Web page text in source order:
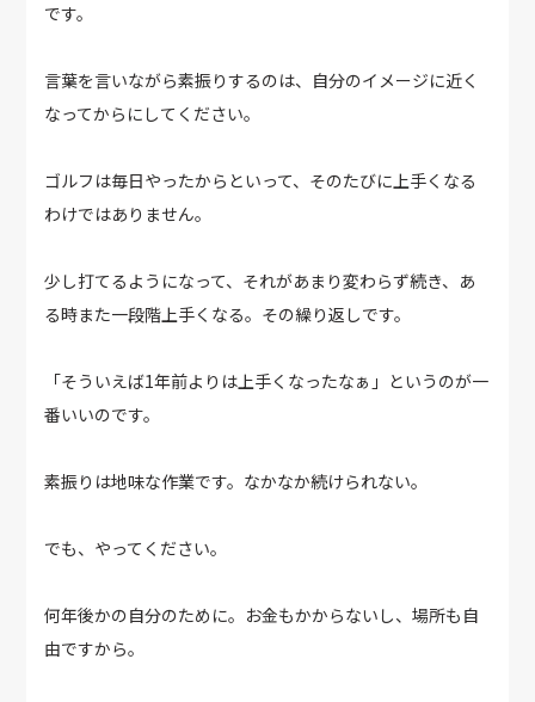
です。
言葉を言いながら素振りするのは、自分のイメージに近く
なってからにしてください。
ゴルフは毎日やったからといって、そのたびに上手くなる
わけではありません。
少し打てるようになって、それがあまり変わらず続き、あ
る時また一段階上手くなる。その繰り返しです。
「そういえば1年前よりは上手くなったなぁ」というのが一
番いいのです。
素振りは地味な作業です。なかなか続けられない。
でも、やってください。
何年後かの自分のために。お金もかからないし、場所も自
由ですから。